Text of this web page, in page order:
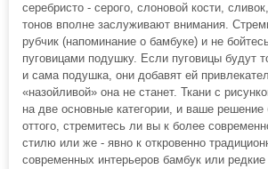
серебристо - серого, слоновой кости,
тонов вполне заслуживают внимания.
рубчик (напоминание о бамбуке) и не
пуговицами подушку. Если пуговицы будут
и сама подушка, они добавят ей
«назойливой» она не станет. Ткани с
на две основные категории, и ваше решение
оттого, стремитесь ли вы к более
стилю или же - явно к откровенно
современных интерьеров бамбук или